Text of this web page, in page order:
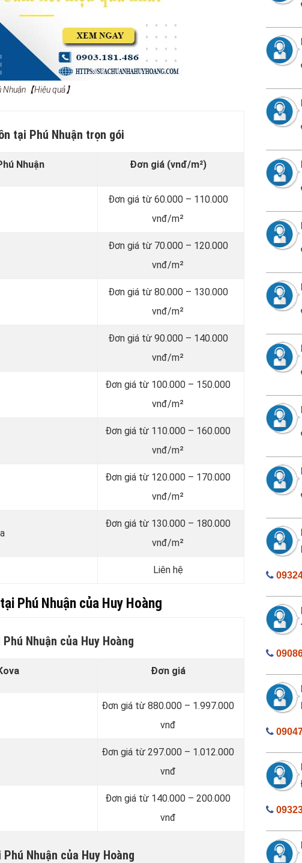
【Hiệu quả】
tại Phú Nhuận trọn gói
Nhuận Đơn giá (vnđ/m²)
Đơn giá từ 60.000 – 110.000
vnđ/m²
Đơn giá từ 70.000 – 120.000
vnđ/m²
Đơn giá từ 80.000 – 130.000
vnđ/m²
Đơn giá từ 90.000 – 140.000
vnđ/m²
Đơn giá từ 100.000 – 150.000
vnđ/m²
Đơn giá từ 110.000 – 160.000
vnđ/m²
Đơn giá từ 120.000 – 170.000
vnđ/m²
Đơn giá từ 130.000 – 180.000
vnđ/m²
Liên hệ
Phú Nhuận của Huy Hoàng
Nhuận của Huy Hoàng
Đơn giá
Đơn giá từ 880.000 – 1.997.000
vnđ
Đơn giá từ 297.000 – 1.012.000
vnđ
Đơn giá từ 140.000 – 200.000
vnđ
Nhuận của Huy Hoàng